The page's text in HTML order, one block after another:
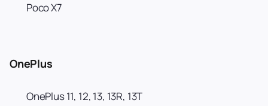
Poco X7
OnePlus
OnePlus 11, 12, 13, 13R, 13T